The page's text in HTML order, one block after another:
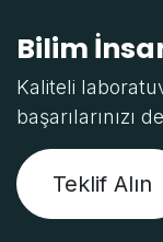
Bilim
Kaliteli
başarılarınızı
Teklif Alın